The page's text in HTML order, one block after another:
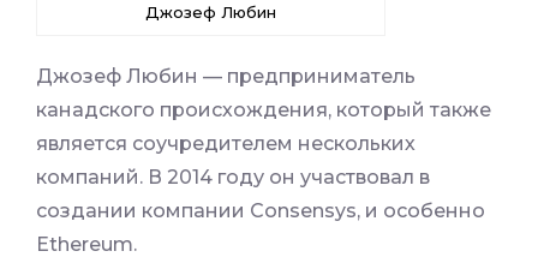
Джозеф Любин
Джозеф Любин — предприниматель
канадского происхождения, который также
является соучредителем нескольких
компаний. В 2014 году он участвовал в
создании компании Consensys, и особенно
Ethereum.